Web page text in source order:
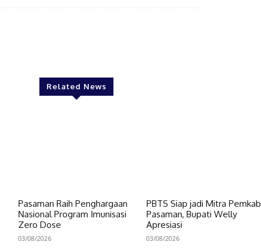
Related News
Pasaman Raih Penghargaan
Nasional Program Imunisasi
Zero Dose
03/08/2026
PBTS Siap jadi Mitra Pemkab
Pasaman, Bupati Welly
Apresiasi
03/08/2026